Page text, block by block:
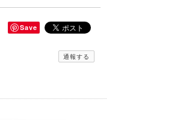
Save
通報する